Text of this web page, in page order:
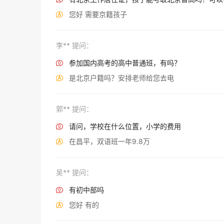
 您好 需要京籍孩子
李** 提问：
 参加国内高考的高中普通班，有吗？
 是北京户籍吗？安排老师给您去电
郭** 提问：
 请问，学校在什么位置，小学的费用
 在昌平，双语班一年9.8万
吴** 提问：
 有初中部吗
 您好 有的